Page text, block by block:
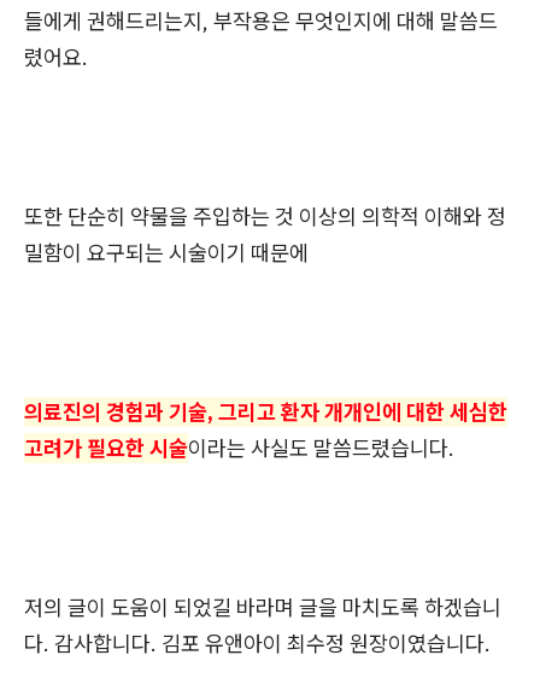
들에게 권해드리는지, 부작용은 무엇인지에 대해 말씀드
렸어요.
또한 단순히 약물을 주입하는 것 이상의 의학적 이해와 정
밀함이 요구되는 시술이기 때문에
의료진의 경험과 기술, 그리고 환자 개개인에 대한 세심한
고려가 필요한 시술이라는 사실도 말씀드렸습니다.
저의 글이 도움이 되었길 바라며 글을 마치도록 하겠습니
다. 감사합니다. 김포 유앤아이 최수정 원장이였습니다.